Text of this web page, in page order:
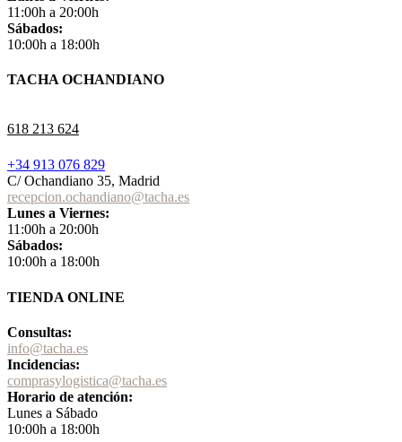
11:00h a 20:00h
Sábados:
10:00h a 18:00h
TACHA OCHANDIANO
618 213 624
+34 913 076 829
C/ Ochandiano 35, Madrid
recepcion.ochandiano@tacha.es
Lunes a Viernes:
11:00h a 20:00h
Sábados:
10:00h a 18:00h
TIENDA ONLINE
Consultas:
info@tacha.es
Incidencias:
comprasylogistica@tacha.es
Horario de atención:
Lunes a Sábado
10:00h a 18:00h